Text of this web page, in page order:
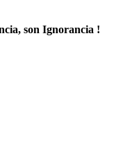
son Ignorancia !